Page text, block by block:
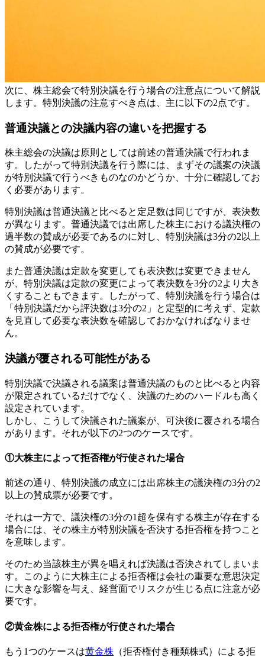
次に、株主総会で特別決議を行う場合の注意点について解説
します。特別決議の注意すべき点は、主に以下の2点です。
普通決議との決議内容の違いを把握する
株主総会の決議は原則としては前述の普通決議で行われま
す。したがって特別決議を行う際には、まずその議案の決議
が特別決議で行うべきものなのかどうか、十分に確認してお
く必要があります。
特別決議は普通決議と比べると定足数は同じですが、表決数
が異なります。普通決議では出席した株主における議決権の
過半数の賛成が必要であるのに対し、特別決議は3分の2以上
の賛成が必要です。
また普通決議は定款を変更しても表決数は変更できません
が、特別決議は定款の変更によって表決数を3分の2より大き
くすることもできます。したがって、特別決議を行う場合は
「特別決議だから評決数は3分の2」と定型的に考えず、定款
を見直して必要な表決数を確認しておかなければなりませ
ん。
決議が覆される可能性がある
特別決議で決議される議案は普通決議のものと比べると内容
が限定されているだけでなく、決議のためのハードルも高く
設定されています。
しかし、こうして決議された議案が、可決後に覆される場合
があります。それが以下の2つのケースです。
①大株主によって拒否権が行使された場合
前述の通り、特別決議の成立には出席株主の議決権の3分の2
以上の賛成票が必要です。
それは一方で、議決権の3分の1超を保有する株主が存在する
場合には、その株主が特別決議を否決する拒否権を持つこと
を意味します。
そのため当該株主が異を唱えれば決議は否決されてしまいま
す。このように大株主による拒否権は会社の重要な意思決定
に大きな影響を与え、経営面でリスクが生じる点に注意が必
要です。
②黄金株による拒否権が行使された場合
もう1つのケースは黄金株 （拒否権付き種類株式）による拒